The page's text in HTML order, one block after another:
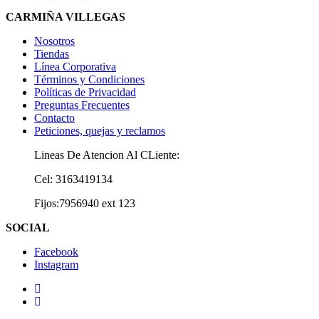
CARMIÑA VILLEGAS
Nosotros
Tiendas
Línea Corporativa
Términos y Condiciones
Políticas de Privacidad
Preguntas Frecuentes
Contacto
Peticiones, quejas y reclamos
Lineas De Atencion Al CLiente:
Cel: 3163419134
Fijos:7956940 ext 123
SOCIAL
Facebook
Instagram